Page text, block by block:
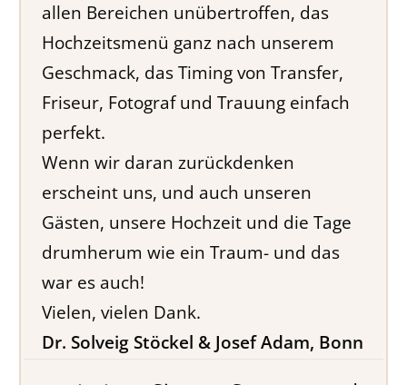
allen Bereichen unübertroffen, das
Hochzeitsmenü ganz nach unserem
Geschmack, das Timing von Transfer,
Friseur, Fotograf und Trauung einfach
perfekt.
Wenn wir daran zurückdenken
erscheint uns, und auch unseren
Gästen, unsere Hochzeit und die Tage
drumherum wie ein Traum- und das
war es auch!
Vielen, vielen Dank.
Dr. Solveig Stöckel & Josef Adam, Bonn